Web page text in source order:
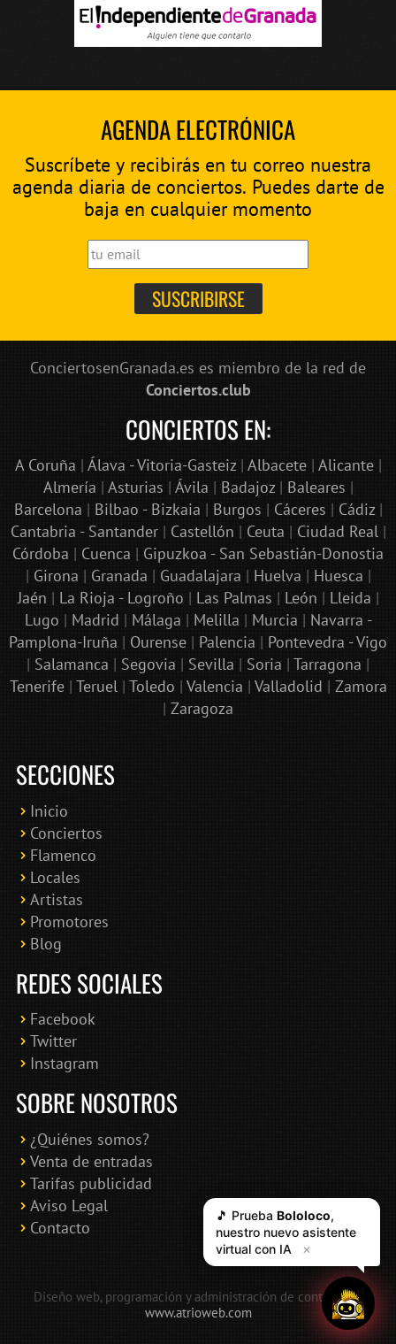
AGENDA ELECTRÓNICA
Suscríbete y recibirás en tu correo nuestra
agenda diaria de conciertos. Puedes darte de
baja en cualquier momento
ConciertosenGranada.es es miembro de la red de
Conciertos.club
CONCIERTOS EN:
A Coruña | Álava - Vitoria-Gasteiz| Albacete| Alicante|
Almería | Asturias | Ávila | Badajoz| Baleares |
Barcelona | Bilbao - Bizkaia | Burgos | Cáceres | Cádiz|
Cantabria - Santander| Castellón | Ceuta | Ciudad Real|
Córdoba | Cuenca | Gipuzkoa - San Sebastián-Donostia
| Girona | Granada | Guadalajara | Huelva | Huesca |
Jaén | La Rioja - Logroño | Las Palmas | León | Lleida |
Lugo | Madrid | Málaga | Melilla | Murcia | Navarra -
Pamplona-Iruña | Ourense | Palencia | Pontevedra - Vigo
| Salamanca | Segovia | Sevilla | Soria | Tarragona |
Tenerife| Teruel| Toledo | Valencia | Valladolid | Zamora
| Zaragoza
SECCIONES
Inicio
Conciertos
Flamenco
Locales
Artistas
Promotores
Blog
REDES SOCIALES
Facebook
Twitter
Instagram
SOBRE NOSOTROS
¿Quiénes somos?
Venta de entradas
Tarifas publicidad
Aviso Legal
Contacto
Diseño web, programación y administración de contenidos:
www.atrioweb.com
🎵 Prueba Bololoco,
nuestro nuevo asistente
virtual con IA
✕